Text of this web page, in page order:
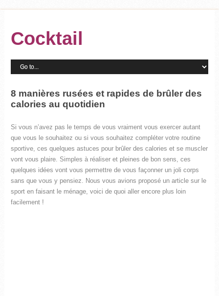
Cocktail
8 manières rusées et rapides de brûler des
calories au quotidien
Si vous n’avez pas le temps de vous vraiment vous exercer autant
que vous le souhaitez ou si vous souhaitez compléter votre routine
sportive, ces quelques astuces pour brûler des calories et se muscler
vont vous plaire. Simples à réaliser et pleines de bon sens, ces
quelques idées vont vous permettre de vous façonner un joli corps
sans que vous y pensiez. Nous vous avions proposé un article sur le
sport en faisant le ménage, voici de quoi aller encore plus loin
facilement !